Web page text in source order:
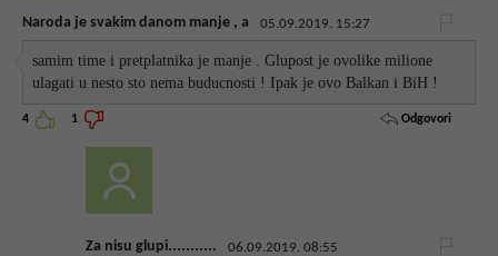
Naroda je svakim danom manje , a 05.09.2019. 15:27
samim time i pretplatnika je manje . Glupost je ovolike milione
ulagati u nesto sto nema buducnosti ! Ipak je ovo Balkan i BiH !
4 1 Odgovori
Za nisu glupi........... 06.09.2019. 08:55